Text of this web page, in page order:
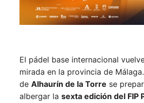
El pádel base internacional
mirada en la provincia de
de Alhaurín de la Torre se
albergar la sexta edición del FIP